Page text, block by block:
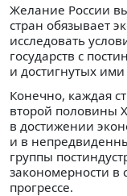
Желание России
стран обязывает
исследовать
государств с
и достигнутых ими
Конечно, каждая
второй половины
в достижении
и в
группы
закономерности в
прогрессе.